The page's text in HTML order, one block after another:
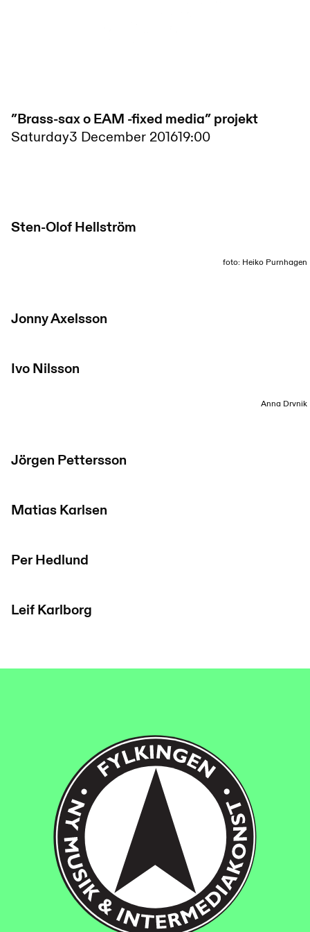
”Brass-sax o EAM -fixed media” projekt
Saturday3 December 201619:00
Sten-Olof Hellström
foto: Heiko Purnhagen
Jonny Axelsson
Ivo Nilsson
Anna Drvnik
Jörgen Pettersson
Matias Karlsen
Per Hedlund
Leif Karlborg